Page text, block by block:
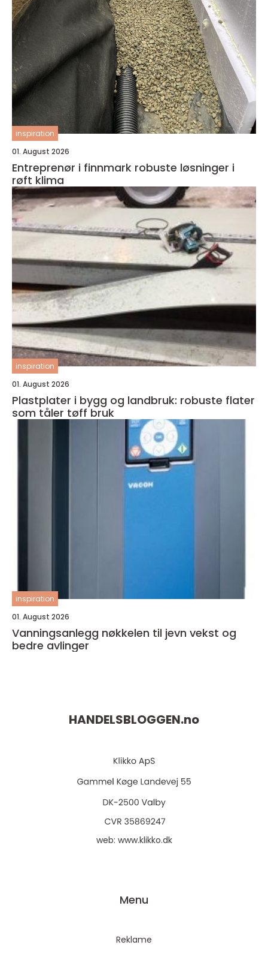
inspiration
01. August 2026
Entreprenør i finnmark robuste løsninger i
røft klima
inspiration
01. August 2026
Plastplater i bygg og landbruk: robuste flater
som tåler tøff bruk
inspiration
01. August 2026
Vanningsanlegg nøkkelen til jevn vekst og
bedre avlinger
HANDELSBLOGGEN.no
web: www.klikko.dk
Menu
Reklame